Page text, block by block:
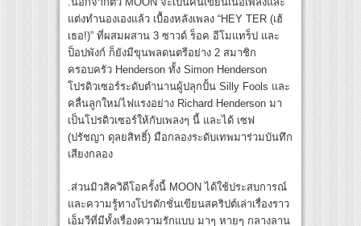
แต่งทำนองเองแล้ว เบื้องหลังเพลง “HEY TER (เฮ้
เธอ!)” ที่ผสมผสาน 3 ซาวด์ ร็อค อีโมแทร็ป และ
ป็อปพังก์ ก็ยังมีขุนพลดนตรีอย่าง 2 สมาชิก
ครอบครัว Henderson ทั้ง Simon Henderson
โปรดิวเซอร์ระดับตำนานผู้ปลุกปั้น Silly Fools และ
คลื่นลูกใหม่ไฟแรงอย่าง Richard Henderson มา
เป็นโปรดิวเซอร์ให้กับเพลงๆ นี้ และได้ เซฟ
(ปรัชญา ดุลยสิทธิ์) มือกลองระดับเทพมาร่วมบันทึก
เสียงกลอง
.ส่วนมิวสิควิดีโอครั้งนี้ MOON ได้ใช้ประสบการณ์
และความรู้ทางโปรดักชั่นเขียนสคริปต์เล่าเรื่องราว
เอ็มวีที่มีทั้งเรื่องความรักแบบ มาๆ หายๆ กลางลาน